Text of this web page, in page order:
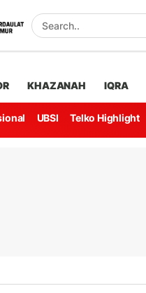
KHAZANAH IQRA
UBSI Telko Highlight